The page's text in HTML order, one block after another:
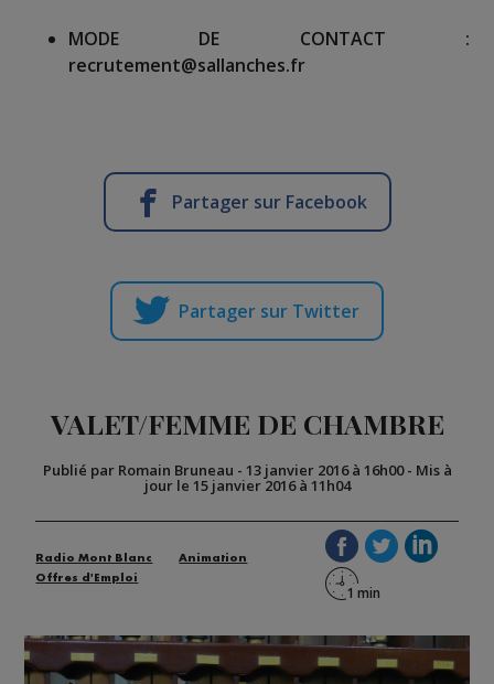
MODE DE CONTACT :
recrutement@sallanches.fr
Partager sur Facebook
Partager sur Twitter
VALET/FEMME DE CHAMBRE
Publié par Romain Bruneau - 13 janvier 2016 à 16h00- Mis à
jour le 15 janvier 2016 à 11h04
Radio Mont Blanc
Animation
Offres d'Emploi